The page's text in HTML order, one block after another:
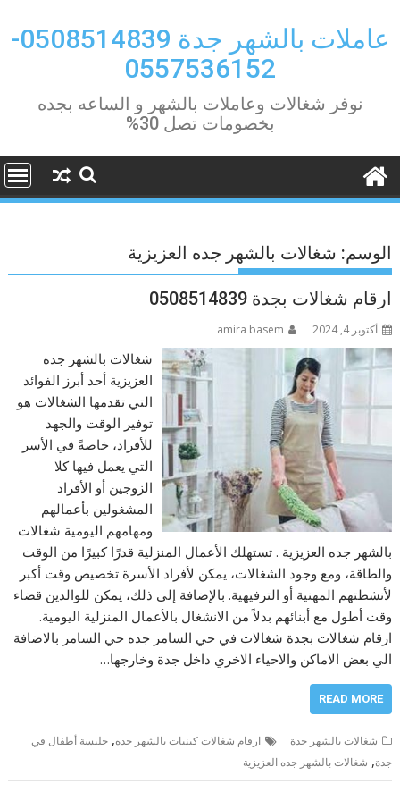
content
عاملات بالشهر جدة 0508514839-
0557536152
نوفر شغالات وعاملات بالشهر و الساعه بجده
بخصومات تصل 30%
الوسم: شغالات بالشهر جده العزيزية
ارقام شغالات بجدة 0508514839
أكتوبر 4, 2024 amira basem
شغالات بالشهر جده
العزيزية أحد أبرز الفوائد
التي تقدمها الشغالات هو
توفير الوقت والجهد
للأفراد، خاصةً في الأسر
التي يعمل فيها كلا
الزوجين أو الأفراد
المشغولين بأعمالهم
ومهامهم اليومية شغالات
بالشهر جده العزيزية . تستهلك الأعمال المنزلية قدرًا كبيرًا من الوقت
والطاقة، ومع وجود الشغالات، يمكن لأفراد الأسرة تخصيص وقت أكبر
لأنشطتهم المهنية أو الترفيهية. بالإضافة إلى ذلك، يمكن للوالدين قضاء
وقت أطول مع أبنائهم بدلاً من الانشغال بالأعمال المنزلية اليومية.
ارقام شغالات بجدة شغالات في حي السامر جده حي السامر بالاضافة
الي بعض الاماكن والاحياء الاخري داخل جدة وخارجها…
READ MORE
شغالات بالشهر جدة ارقام شغالات كينيات بالشهر جده,جليسة أطفال في
جدة, شغالات بالشهر جده العزيزية